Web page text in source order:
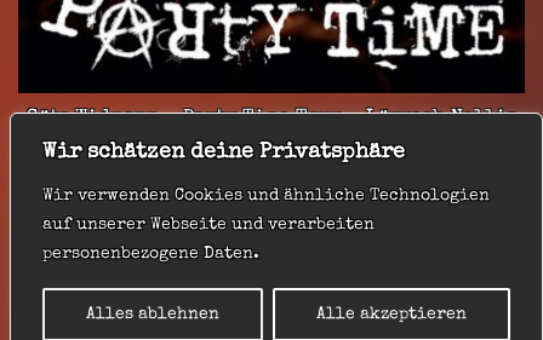
Wir schätzen deine Privatsphäre
Wir verwenden Cookies und ähnliche Technologien
auf unserer Webseite und verarbeiten
personenbezogene Daten.
Alles ablehnen Alle akzeptieren
Götz Widmann – Party Time Tour – Lörrach Nellie
Nashorn 27.09.25
20,00€
Impressum| Datenschutz|AGB